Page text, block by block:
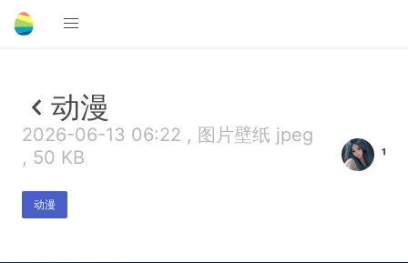
动漫
2026-06-13 06:22 , 图片壁纸 jpeg
, 50 KB
动漫
¹